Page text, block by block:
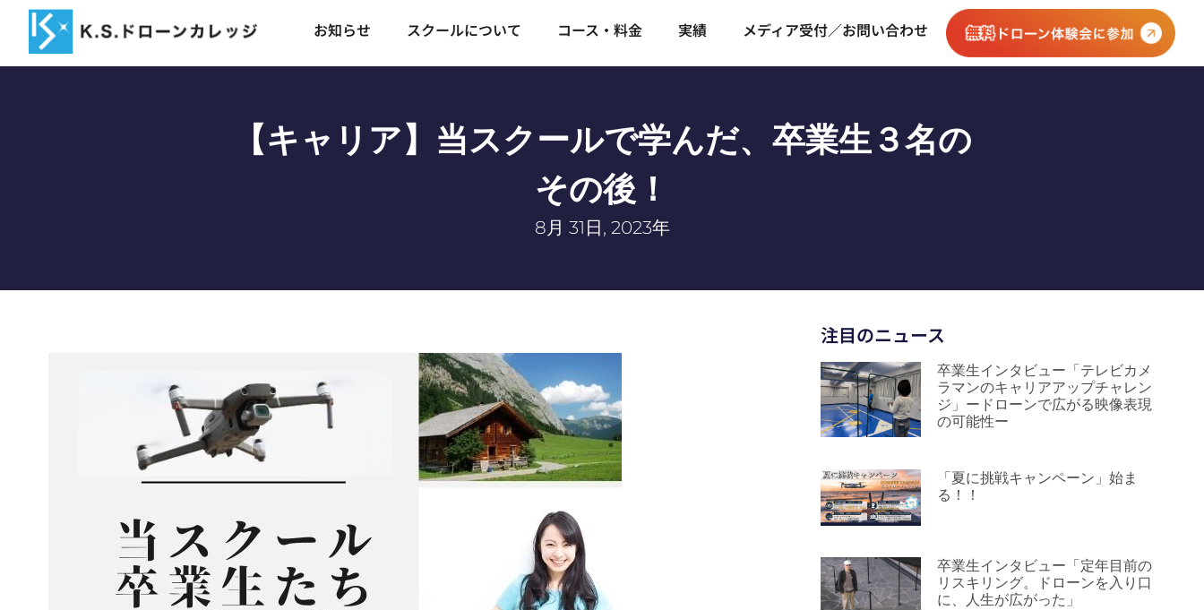
お知らせ スクールについて コース・料金 実績 メディア受付／お問い合わせ
【キャリア】当スクールで学んだ、卒業生３名の
その後！
8月 31日, 2023年
注目のニュース
卒業生インタビュー「テレビカメ
ラマンのキャリアアップチャレン
ジ」ードローンで広がる映像表現
の可能性ー
「夏に挑戦キャンペーン」始ま
る！！
卒業生インタビュー「定年目前の
リスキリング。ドローンを入り口
に、人生が広がった」